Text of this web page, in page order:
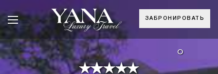
ЗАБРОНИРОВАТЬ
°